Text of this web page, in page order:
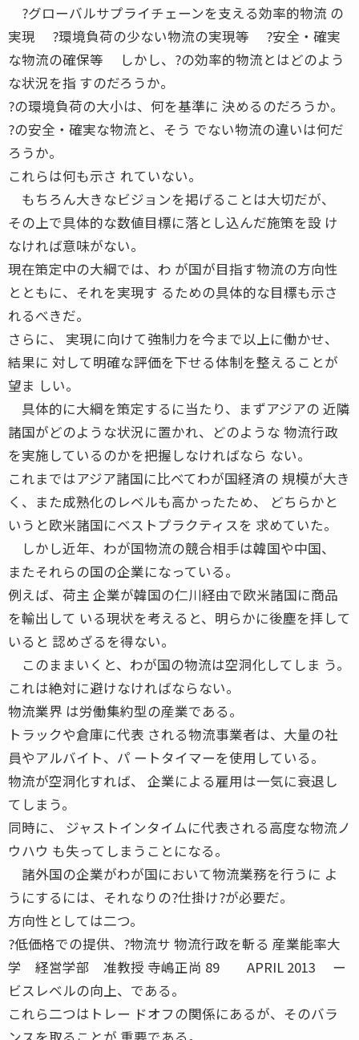
?グローバルサプライチェーンを支える効率的物流 の
実現 ?環境負荷の少ない物流の実現等 ?安全・確実
な物流の確保等 しかし、?の効率的物流とはどのよう
な状況を指 すのだろうか。
?の環境負荷の大小は、何を基準に 決めるのだろうか。
?の安全・確実な物流と、そう でない物流の違いは何だ
ろうか。
これらは何も示さ れていない。
もちろん大きなビジョンを掲げることは大切だが、
その上で具体的な数値目標に落とし込んだ施策を設 け
なければ意味がない。
現在策定中の大綱では、わ が国が目指す物流の方向性
とともに、それを実現す るための具体的な目標も示さ
れるべきだ。
さらに、 実現に向けて強制力を今まで以上に働かせ、
結果に 対して明確な評価を下せる体制を整えることが
望ま しい。
具体的に大綱を策定するに当たり、まずアジアの 近隣
諸国がどのような状況に置かれ、どのような 物流行政
を実施しているのかを把握しなければなら ない。
これまではアジア諸国に比べてわが国経済の 規模が大き
く、また成熟化のレベルも高かったため、 どちらかと
いうと欧米諸国にベストプラクティスを 求めていた。
しかし近年、わが国物流の競合相手は韓国や中国、
またそれらの国の企業になっている。
例えば、荷主 企業が韓国の仁川経由で欧米諸国に商品
を輸出して いる現状を考えると、明らかに後塵を拝して
いると 認めざるを得ない。
このままいくと、わが国の物流は空洞化してしま う。
これは絶対に避けなければならない。
物流業界 は労働集約型の産業である。
トラックや倉庫に代表 される物流事業者は、大量の社
員やアルバイト、パ ートタイマーを使用している。
物流が空洞化すれば、 企業による雇用は一気に衰退し
てしまう。
同時に、 ジャストインタイムに代表される高度な物流ノ
ウハウ も失ってしまうことになる。
諸外国の企業がわが国において物流業務を行うに よ
うにするには、それなりの?仕掛け?が必要だ。
方向性としては二つ。
?低価格での提供、?物流サ 物流行政を斬る 産業能率大
学 経営学部 准教授 寺嶋正尚 89 APRIL 2013 ー
ビスレベルの向上、である。
これら二つはトレー ドオフの関係にあるが、そのバラ